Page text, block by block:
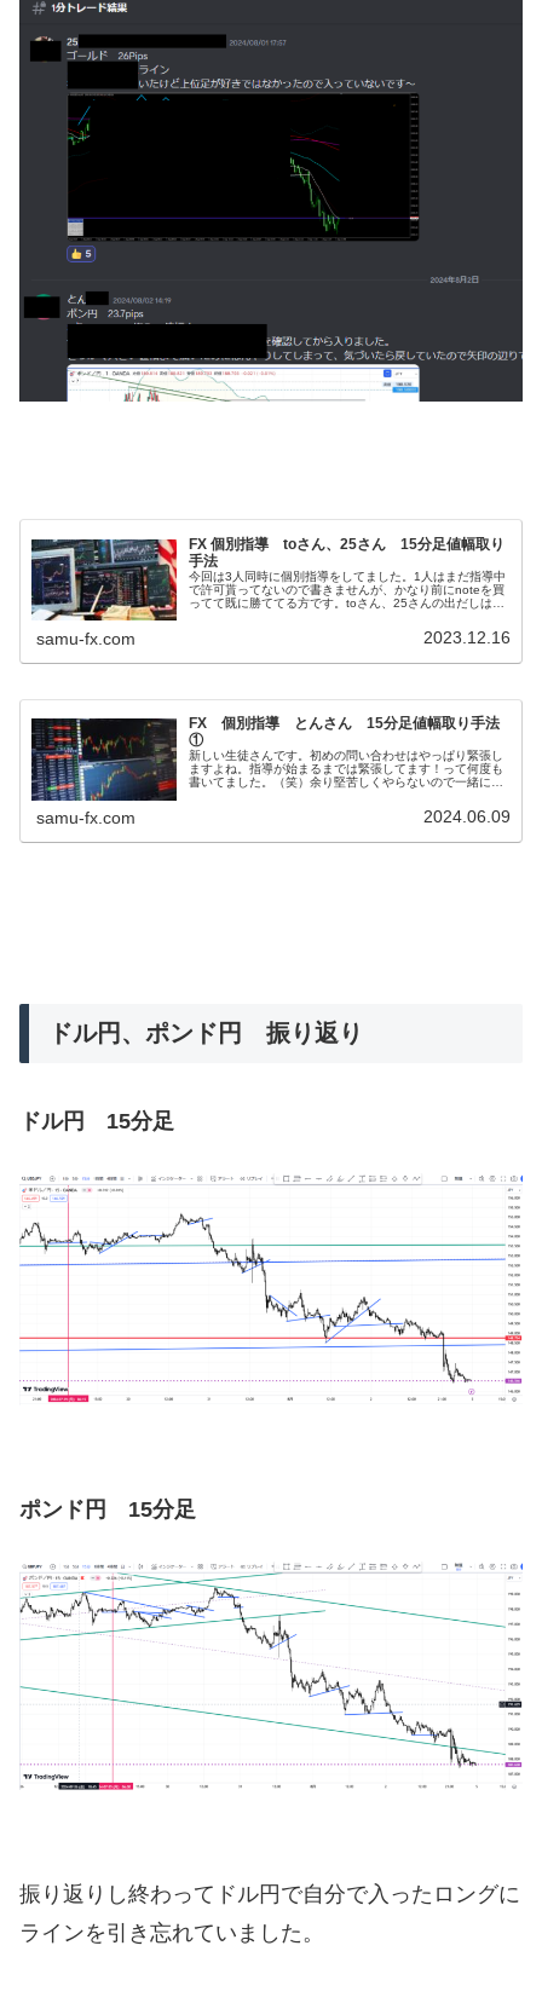
FX 個別指導 toさん、25さん 15分足値幅取り
手法
今回は3人同時に個別指導をしてました。1人はまだ指導中
で許可貰ってないので書きませんが、かなり前にnoteを買
ってて既に勝ててる方です。toさん、25さんの出だしはコ
samu-fx.com 2023.12.16
FX 個別指導 とんさん 15分足値幅取り手法
①
新しい生徒さんです。初めの問い合わせはやっぱり緊張し
ますよね。指導が始まるまでは緊張してます！って何度も
書いてました。（笑）余り堅苦しくやらないので一緒に頑
samu-fx.com 2024.06.09
ドル円、ポンド円 振り返り
ドル円 15分足
ポンド円 15分足
振り返りし終わってドル円で自分で入ったロングに
ラインを引き忘れていました。